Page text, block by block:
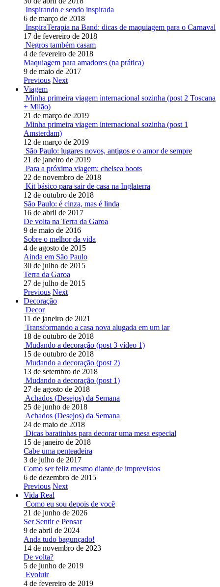
Inspirando e sendo inspirada
6 de março de 2018
InspiraTerapia na Band: dicas de maquiagem para o Carnaval
17 de fevereiro de 2018
Negros também casam
4 de fevereiro de 2018
Maquiagem para amadores (na prática)
9 de maio de 2017
Previous Next
Viagem
Minha primeira viagem internacional sozinha (post 2 Toscana
+ Milão)
21 de março de 2019
Minha primeira viagem internacional sozinha (post 1
Amsterdam)
12 de março de 2019
São Paulo: lugares novos, antigos e o amor de sempre
21 de janeiro de 2019
Para a próxima viagem: chelsea boots
22 de novembro de 2018
Kit básico para sair de casa na Inglaterra
12 de outubro de 2018
São Paulo: é cinza, mas é linda
16 de abril de 2017
De volta na Terra da Garoa
9 de maio de 2016
Sobre o melhor da vida
4 de agosto de 2015
Ainda em São Paulo
30 de julho de 2015
Terra da Garoa
27 de julho de 2015
Previous Next
Decoração
Decor
11 de janeiro de 2021
Transformando a casa nova alugada em um lar
18 de outubro de 2018
Mudando a decoração (post 3 vídeo 1)
15 de outubro de 2018
Mudando a decoração (post 2)
13 de setembro de 2018
Mudando a decoração (post 1)
27 de agosto de 2018
Achados (Desejos) da Semana
25 de junho de 2018
Achados (Desejos) da Semana
24 de maio de 2018
Dicas baratinhas para decorar uma mesa especial
15 de janeiro de 2018
Cabe uma penteadeira
3 de julho de 2017
Como ser feliz mesmo diante de imprevistos
6 de dezembro de 2015
Previous Next
Vida Real
Como eu sou depois de você
21 de junho de 2026
Ser Sentir e Pensar
9 de abril de 2024
Anda tudo bagunçado!
14 de novembro de 2023
De volta?
5 de junho de 2019
Evoluir
4 de fevereiro de 2019